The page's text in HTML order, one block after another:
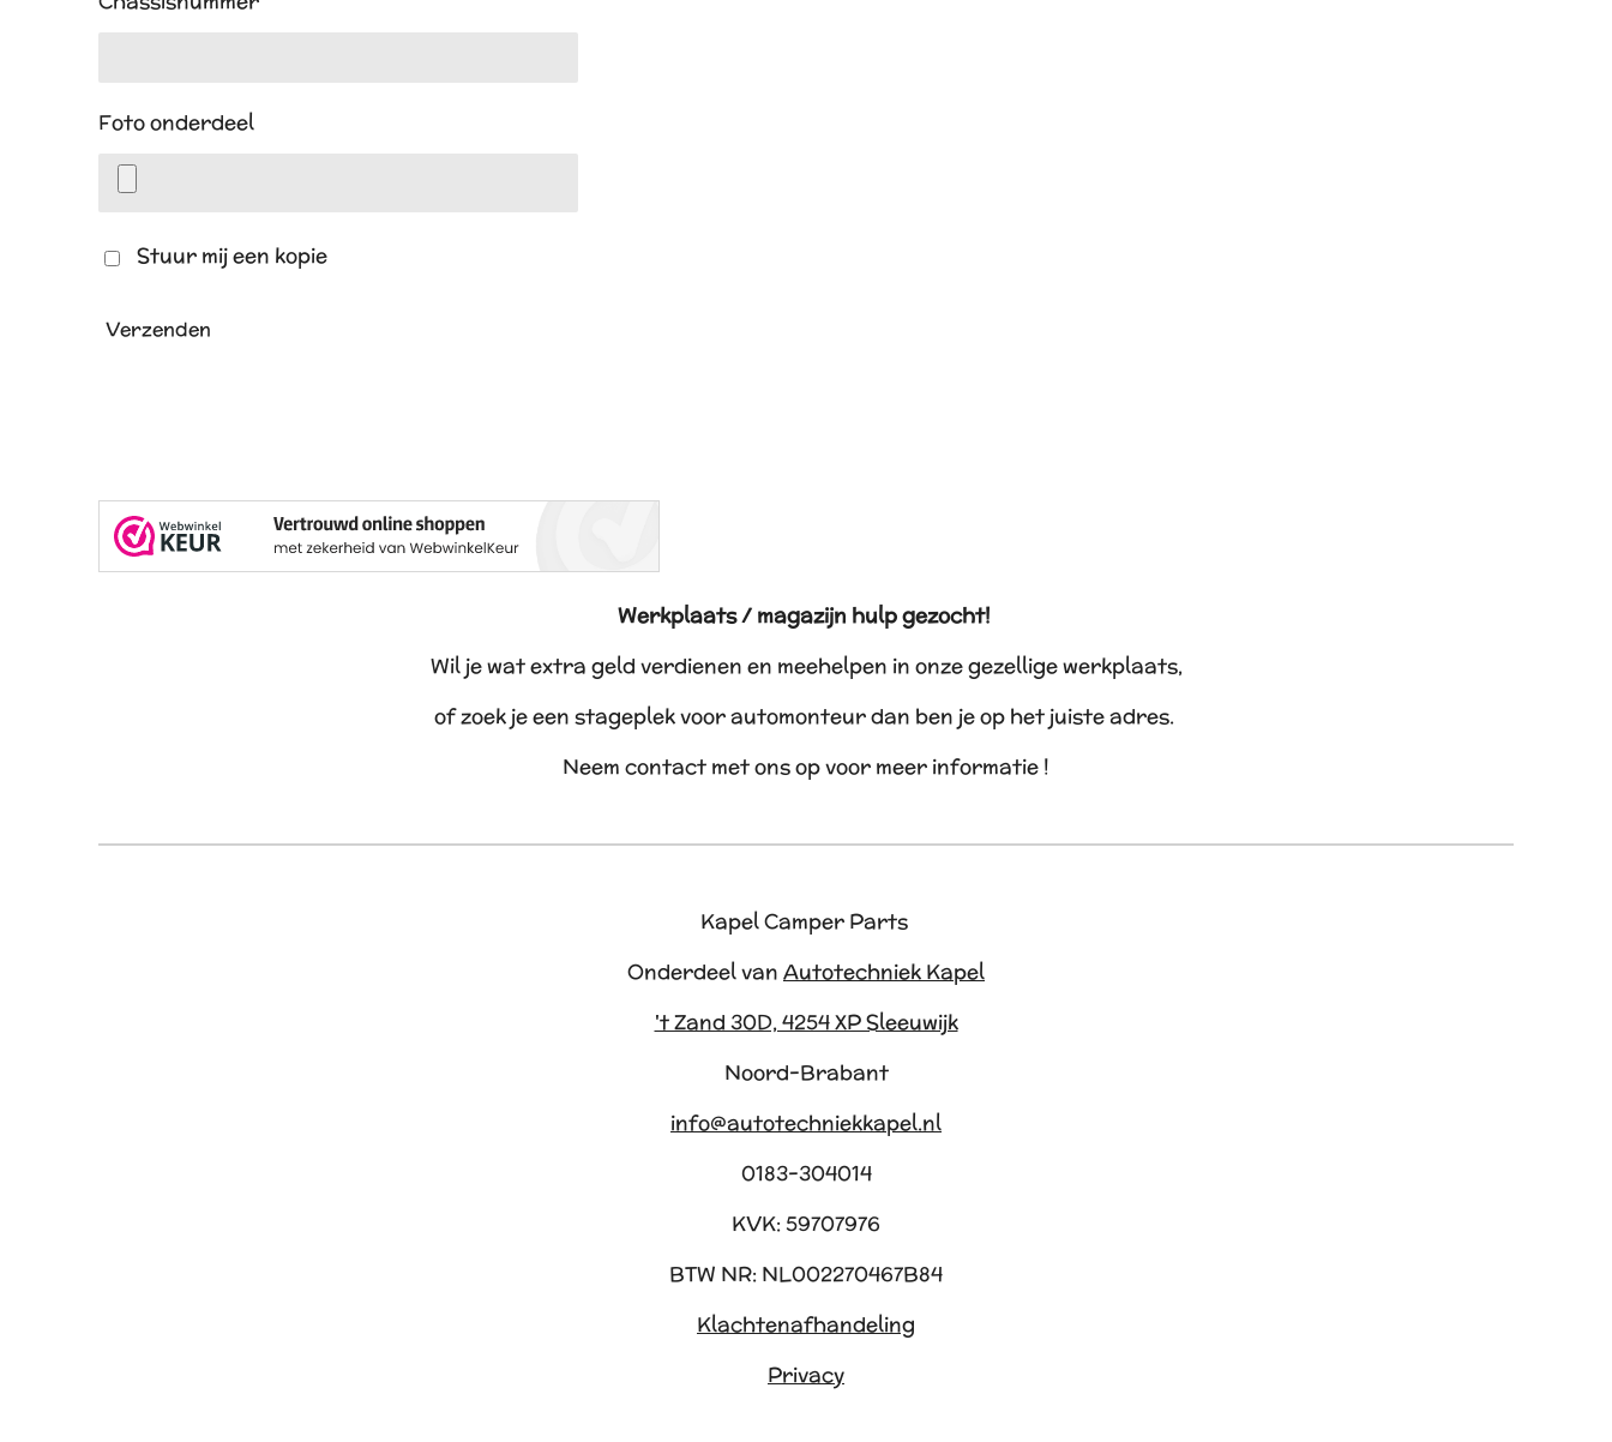
Foto onderdeel
Stuur mij een kopie
Verzenden
Werkplaats / magazijn hulp gezocht!
Wil je wat extra geld verdienen en meehelpen in onze gezellige werkplaats,
of zoek je een stageplek voor automonteur dan ben je op het juiste adres.
Neem contact met ons op voor meer informatie !
Kapel Camper Parts
Onderdeel van Autotechniek Kapel
't Zand 30D, 4254 XP Sleeuwijk
Noord-Brabant
info@autotechniekkapel.nl
0183-304014
KVK: 59707976
BTW NR: NL002270467B84
Klachtenafhandeling
Privacy